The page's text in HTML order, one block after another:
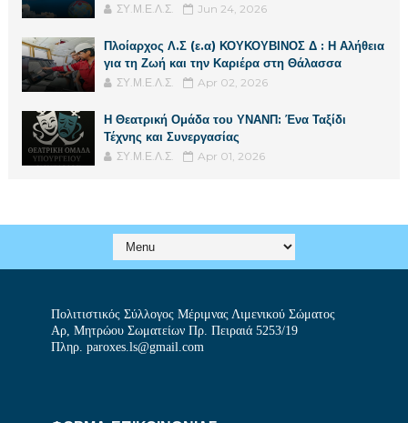
ΣΥ.Μ.Ε.Λ.Σ. Jun 24, 2026
Πλοίαρχος Λ.Σ (ε.α) ΚΟΥΚΟΥΒΙΝΟΣ Δ : Η Αλήθεια
για τη Ζωή και την Καριέρα στη Θάλασσα
ΣΥ.Μ.Ε.Λ.Σ. Apr 02, 2026
Η Θεατρική Ομάδα του ΥΝΑΝΠ: Ένα Ταξίδι
Τέχνης και Συνεργασίας
ΣΥ.Μ.Ε.Λ.Σ. Apr 01, 2026
Πολιτιστικός Σύλλογος Μέριμνας Λιμενικού Σώματος
Αρ, Μητρώου Σωματείων Πρ. Πειραιά 5253/19
Πληρ. paroxes.ls@gmail.com